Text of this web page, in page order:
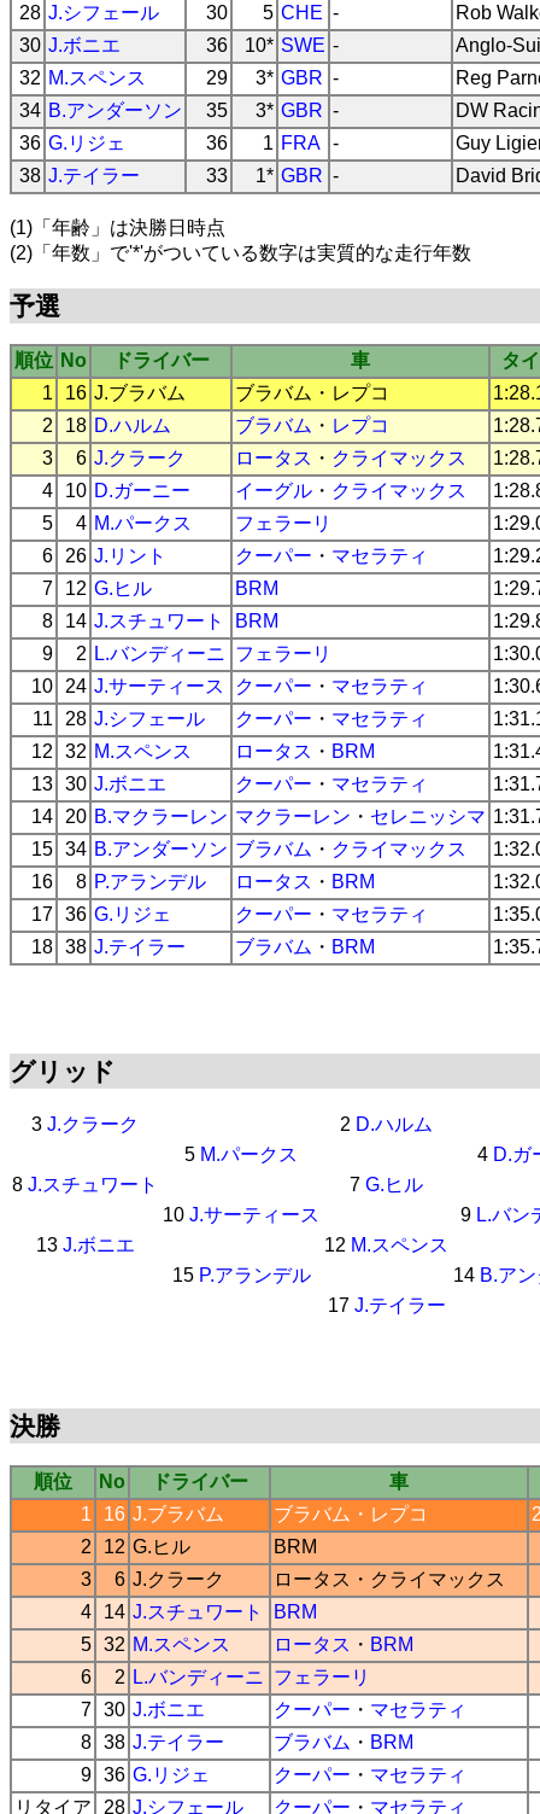
28 J.シフェール 30 5 CHE -
Rob
30 J.ボニエ 36 10* SWE -
Anglo-
32 M.スペンス 29 3* GBR -
Reg
34 B.アンダーソン 35 3* GBR -
DW
36 G.リジェ 36 1 FRA -
Guy
38 J.テイラー 33 1* GBR - David
(1)「年齢」は決勝日時点
(2)「年数」で'*'がついている数字は実質的な走行年数
予選
順位 No ドライバー 車
タ
1
16 J.ブラバム ブラバム ・ レプコ
2
18 D.ハルム ブラバム ・ レプコ
3
6 J.クラーク ロータス ・ クライマックス
4
10 D.ガーニー イーグル ・ クライマックス
5
4 M.パークス フェラーリ
6
26 J.リント クーパー ・ マセラティ
7
12 G.ヒル BRM
8
14 J.スチュワート BRM
9
2 L.バンディーニ フェラーリ
10
24 J.サーティース クーパー ・ マセラティ
11
28 J.シフェール クーパー ・ マセラティ
12
32 M.スペンス ロータス ・ BRM
13 30 J.ボニエ クーパー ・ マセラティ
14
20 B.マクラーレン マクラーレン ・ セレニッシマ
15 34 B.アンダーソン ブラバム ・ クライマックス
16
8 P.アランデル ロータス ・ BRM
17 36 G.リジェ クーパー ・ マセラティ
18 38 J.テイラー ブラバム ・ BRM
グリッド
3 J.クラーク 2 D.ハルム
5 M.パークス 4 D.ガ
8 J.スチュワート 7 G.ヒル
10 J.サーティース 9 L.バン
13 J.ボニエ 12 M.スペンス
15 P.アランデル 14 B.ア
17 J.テイラー
決勝
順位 No ドライバー
車
1
16 J.ブラバム ブラバム ・ レプコ
2
12 G.ヒル
BRM
3
6 J.クラーク ロータス ・ クライマックス
4
14 J.スチュワート
BRM
5 32 M.スペンス ロータス ・ BRM
6
2 L.バンディーニ フェラーリ
7 30 J.ボニエ クーパー ・ マセラティ
8 38 J.テイラー ブラバム ・ BRM
9 36 G.リジェ クーパー ・ マセラティ
リタイア
28 J.シフェール クーパー ・ マセラティ